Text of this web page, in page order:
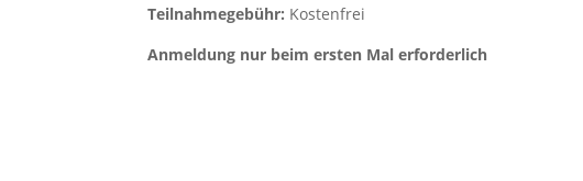
Teilnahmegebühr: Kostenfrei
Anmeldung nur beim ersten Mal erforderlich